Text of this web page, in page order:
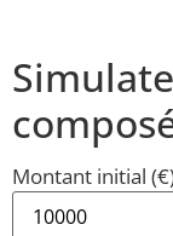
Montant initial